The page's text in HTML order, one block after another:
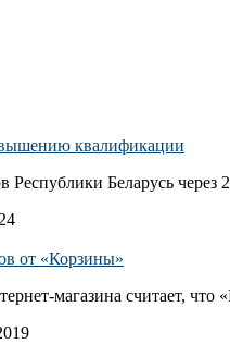
квалификации
Республики Беларусь через
от «Корзины»
магазина считает, что